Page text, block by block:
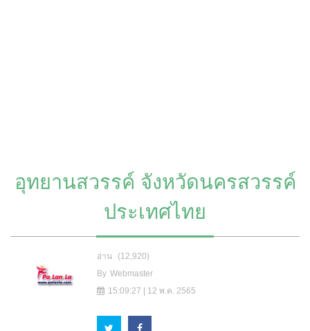
อุทยานสวรรค์ จังหวัดนครสวรรค์
ประเทศไทย
อ่าน
(12,920)
By Webmaster
15:09:27 | 12 พ.ค. 2565